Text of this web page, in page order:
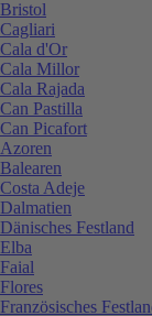
Bristol
Cagliari
Cala d'Or
Cala Millor
Cala Rajada
Can Pastilla
Can Picafort
Azoren
Balearen
Costa Adeje
Dalmatien
Dänisches Festland
Elba
Faial
Flores
Französisches